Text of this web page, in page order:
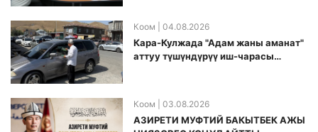
Коом | 04.08.2026
Кара-Кулжада "Адам жаны аманат"
аттуу түшүндүрүү иш-чарасы
Коом | 03.08.2026
АЗИРЕТИ МУФТИЙ БАКЫТБЕК АЖЫ